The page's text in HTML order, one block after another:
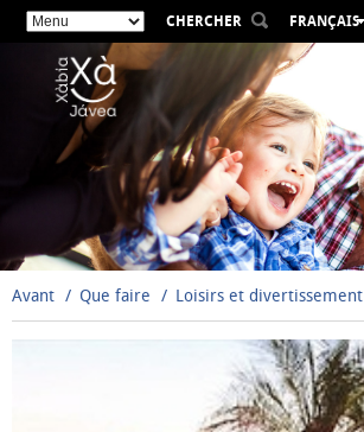
CHERCHER
FRANÇAIS
ESPAÑOL
VALENCIÀ
ENGLISH
DEUTSCH
РУССКИЙ
Avant Que faire Loisirs et divertissement